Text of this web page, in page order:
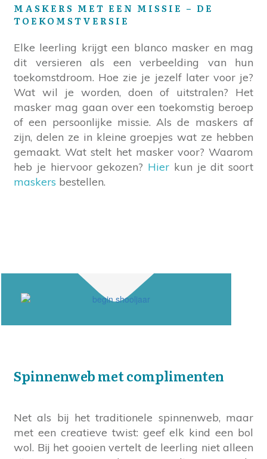
MASKERS MET EEN MISSIE – DE
TOEKOMSTVERSIE
Elke leerling krijgt een blanco masker en mag
dit versieren als een verbeelding van hun
toekomstdroom. Hoe zie je jezelf later voor je?
Wat wil je worden, doen of uitstralen? Het
masker mag gaan over een toekomstig beroep
of een persoonlijke missie. Als de maskers af
zijn, delen ze in kleine groepjes wat ze hebben
gemaakt. Wat stelt het masker voor? Waarom
heb je hiervoor gekozen? Hier kun je dit soort
maskers bestellen.
Spinnenweb met complimenten
Net als bij het traditionele spinnenweb, maar
met een creatieve twist: geef elk kind een bol
wol. Bij het gooien vertelt de leerling niet alleen